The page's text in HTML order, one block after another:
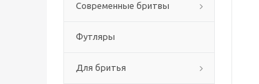
Современные бритвы
Футляры
Для бритья